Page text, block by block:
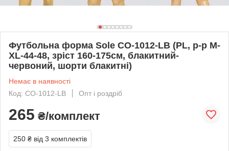
Футбольна форма Sole CO-1012-LB (PL, р-р M-
XL-44-48, зріст 160-175см, блакитний-
червоний, шорти блакитні)
Немає в наявності
Код: CO-1012-LB
Опт і роздріб
265 ₴/комплект
250 ₴ від 3 комплектів